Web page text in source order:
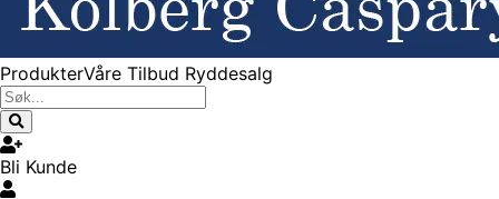
ProdukterVåre Tilbud Ryddesalg
Bli Kunde